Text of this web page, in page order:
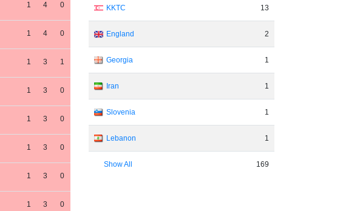
1 4 0
1 4 0
1 3 1
1 3 0
1 3 0
1 3 0
1 3 0
1 3 0
KKTC 13
England 2
Georgia 1
Iran 1
Slovenia 1
Lebanon 1
Show All 169